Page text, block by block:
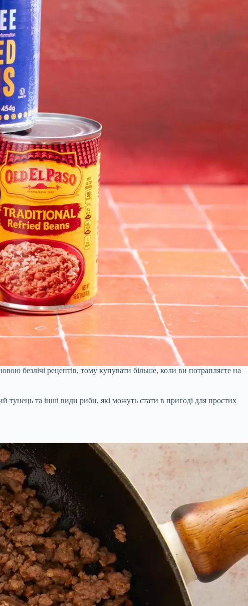
безлічі рецептів, тому купувати більше, коли ви потрапляєте на
тунець та інші види риби, які можуть стати в пригоді для простих